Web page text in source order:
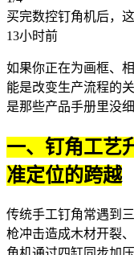
买完数控钉角机后，
13小时前
如果你正在为画框、
能是改变生产流程的
是那些产品手册里没
一、钉角工艺
准定位的跨越
传统手工钉角常遇到
枪冲击造成木材开裂